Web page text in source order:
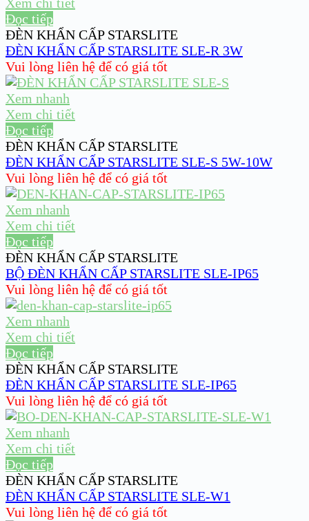
Xem chi tiết
Đọc tiếp
ĐÈN KHẨN CẤP STARSLITE
ĐÈN KHẨN CẤP STARSLITE SLE-R 3W
Vui lòng liên hệ để có giá tốt
Xem nhanh
Xem chi tiết
Đọc tiếp
ĐÈN KHẨN CẤP STARSLITE
ĐÈN KHẨN CẤP STARSLITE SLE-S 5W-10W
Vui lòng liên hệ để có giá tốt
Xem nhanh
Xem chi tiết
Đọc tiếp
ĐÈN KHẨN CẤP STARSLITE
BỘ ĐÈN KHẨN CẤP STARSLITE SLE-IP65
Vui lòng liên hệ để có giá tốt
Xem nhanh
Xem chi tiết
Đọc tiếp
ĐÈN KHẨN CẤP STARSLITE
ĐÈN KHẨN CẤP STARSLITE SLE-IP65
Vui lòng liên hệ để có giá tốt
Xem nhanh
Xem chi tiết
Đọc tiếp
ĐÈN KHẨN CẤP STARSLITE
ĐÈN KHẨN CẤP STARSLITE SLE-W1
Vui lòng liên hệ để có giá tốt